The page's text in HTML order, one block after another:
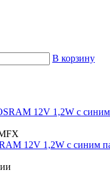
В корзину
12V 1,2W с синим